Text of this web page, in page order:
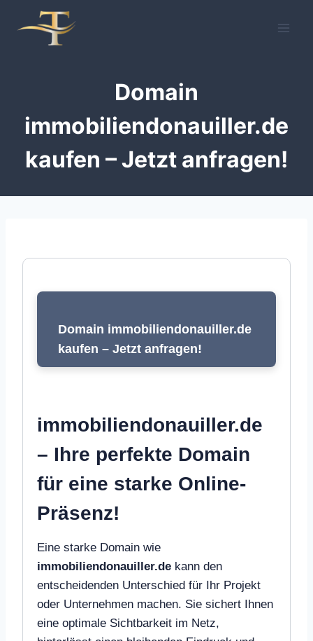
Inhalt
Domain
immobiliendonauiller.de
kaufen – Jetzt anfragen!
Domain immobiliendonauiller.de
kaufen – Jetzt anfragen!
immobiliendonauiller.de
– Ihre perfekte Domain
für eine starke Online-
Präsenz!
Eine starke Domain wie
immobiliendonauiller.de kann den
entscheidenden Unterschied für Ihr Projekt
oder Unternehmen machen. Sie sichert Ihnen
eine optimale Sichtbarkeit im Netz,